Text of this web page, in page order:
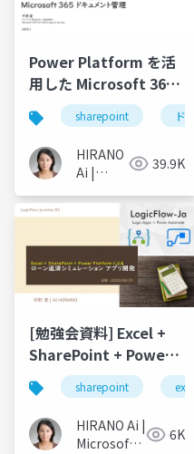
Power Platform を活
用した Microsoft 365
ドキュメント管理
sharepoint ド
HIRANO
Ai |
SharePoint
39.9K
[勉強会資料] Excel +
SharePoint + Power
Platform によるローン
返済シミュレーション
アプリ開発
sharepoint excel
HIRANO Ai |
Microsoft
6K